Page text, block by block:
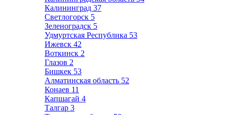
Калининград 37
Светлогорск 5
Зеленоградск 5
Удмуртская Республика 53
Ижевск 42
Воткинск 2
Глазов 2
Бишкек 53
Алматинская область 52
Конаев 11
Капшагай 4
Талгар 3